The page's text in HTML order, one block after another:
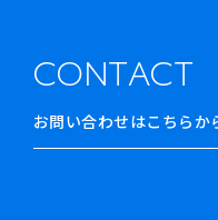
CONTACT
お問い合わせはこちらか